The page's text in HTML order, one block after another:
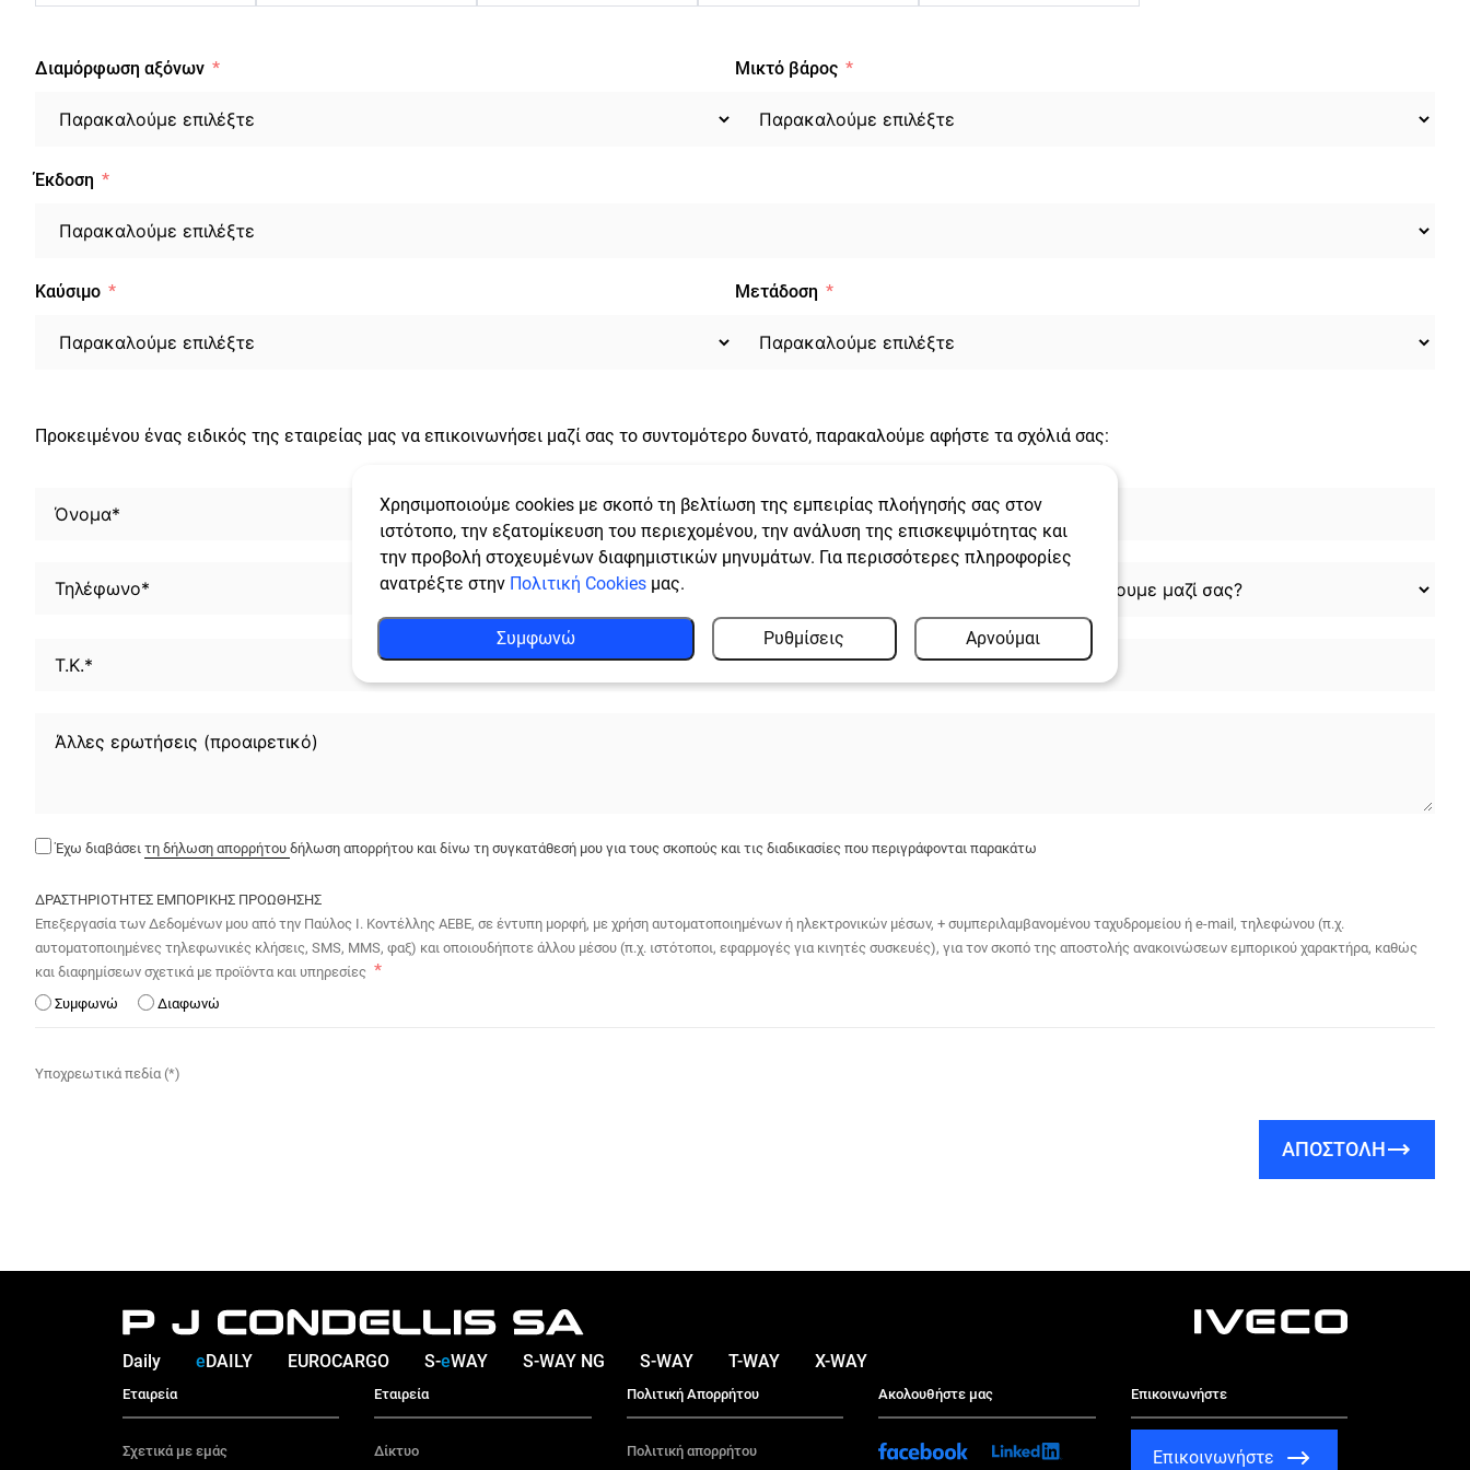
Διαμόρφωση αξόνων Μικτό βάρος
Έκδοση
Καύσιμο Μετάδοση
Προκειμένου ένας ειδικός της εταιρείας μας να επικοινωνήσει μαζί σας το συντομότερο δυνατό, παρακαλούμε αφήστε τα σχόλιά σας:
Έχω διαβάσει τη δήλωση απορρήτου δήλωση απορρήτου και δίνω τη συγκατάθεσή μου για τους σκοπούς και τις διαδικασίες που περιγράφονται παρακάτω
ΔΡΑΣΤΗΡΙΟΤΗΤΕΣ ΕΜΠΟΡΙΚΗΣ ΠΡΟΩΘΗΣΗΣ
Επεξεργασία των Δεδομένων μου από την Παύλος Ι. Κοντέλλης ΑΕΒΕ, σε έντυπη μορφή, με χρήση αυτοματοποιημένων ή ηλεκτρονικών μέσων, + συμπεριλαμβανομένου ταχυδρομείου ή e-mail, τηλεφώνου (π.χ.
αυτοματοποιημένες τηλεφωνικές κλήσεις, SMS, MMS, φαξ) και οποιουδήποτε άλλου μέσου (π.χ. ιστότοποι, εφαρμογές για κινητές συσκευές), για τον σκοπό της αποστολής ανακοινώσεων εμπορικού χαρακτήρα, καθώς
και διαφημίσεων σχετικά με προϊόντα και υπηρεσίες
Συμφωνώ
Διαφωνώ
Υποχρεωτικά πεδία (*)
ΑΠΟΣΤΟΛΗ
Daily eDAILY EUROCARGO S-eWAY S-WAY NG S-WAY T-WAY X-WAY
Εταιρεία
Σχετικά με εμάς
Εταιρεία
Δίκτυο
Πολιτική Απορρήτου
Πολιτική απορρήτου
Ακολουθήστε μας Επικοινωνήστε
Επικοινωνήστε
Χρησιμοποιούμε cookies με σκοπό τη βελτίωση της εμπειρίας πλοήγησής σας στον
ιστότοπο, την εξατομίκευση του περιεχομένου, την ανάλυση της επισκεψιμότητας και
την προβολή στοχευμένων διαφημιστικών μηνυμάτων. Για περισσότερες πληροφορίες
ανατρέξτε στην Πολιτική Cookies μας.
Συμφωνώ Ρυθμίσεις Αρνούμαι